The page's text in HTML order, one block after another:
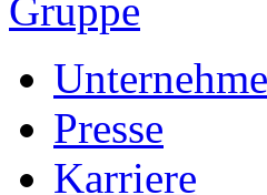
Presse
Karriere